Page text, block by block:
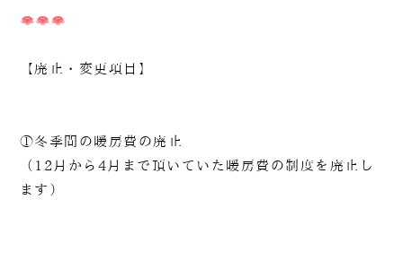
【廃止・変更項目】
①冬季間の暖房費の廃止
（12月から4月まで頂いていた暖房費の制度を廃止し
ます）